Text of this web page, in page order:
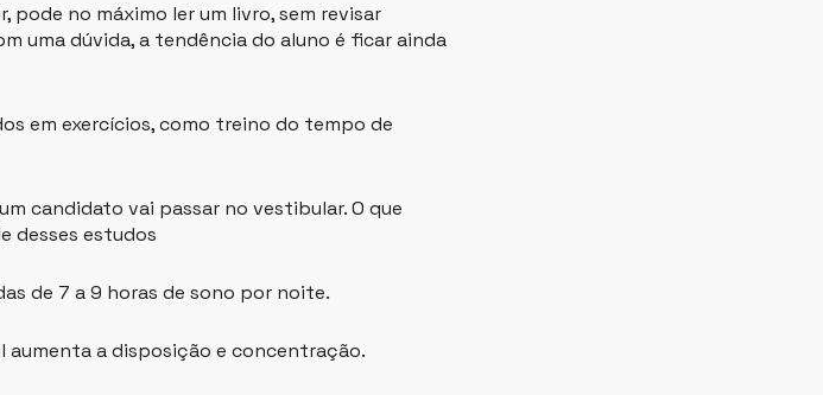
pode no máximo ler um livro, sem revisar
uma dúvida, a tendência do aluno é ficar ainda
em exercícios, como treino do tempo de
candidato vai passar no vestibular. O que
desses estudos
de 7 a 9 horas de sono por noite.
aumenta a disposição e concentração.